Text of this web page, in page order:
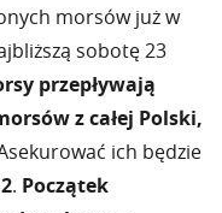
morsów już w
sobotę 23
przepływają
z całej Polski,
ich będzie
. Początek